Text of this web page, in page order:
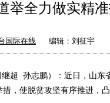
举全力做实精
国际在线 编辑：刘征宇
孙志鹏）：近日，山东
，使脱贫攻坚有序推进，凸